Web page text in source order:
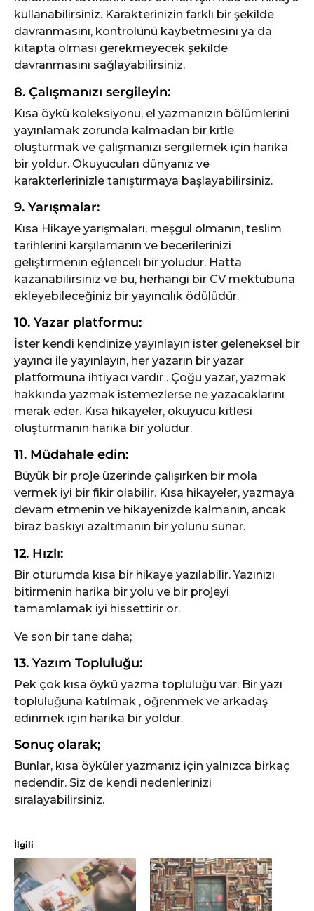
kullanabilirsiniz. Karakterinizin farklı bir şekilde
davranmasını, kontrolünü kaybetmesini ya da
kitapta olması gerekmeyecek şekilde
davranmasını sağlayabilirsiniz.
8. Çalışmanızı sergileyin:
Kısa öykü koleksiyonu, el yazmanızın bölümlerini
yayınlamak zorunda kalmadan bir kitle
oluşturmak ve çalışmanızı sergilemek için harika
bir yoldur. Okuyucuları dünyanız ve
karakterlerinizle tanıştırmaya başlayabilirsiniz.
9. Yarışmalar:
Kısa Hikaye yarışmaları, meşgul olmanın, teslim
tarihlerini karşılamanın ve becerilerinizi
geliştirmenin eğlenceli bir yoludur. Hatta
kazanabilirsiniz ve bu, herhangi bir CV mektubuna
ekleyebileceğiniz bir yayıncılık ödülüdür.
10. Yazar platformu:
İster kendi kendinize yayınlayın ister geleneksel bir
yayıncı ile yayınlayın, her yazarın bir yazar
platformuna ihtiyacı vardır . Çoğu yazar, yazmak
hakkında yazmak istemezlerse ne yazacaklarını
merak eder. Kısa hikayeler, okuyucu kitlesi
oluşturmanın harika bir yoludur.
11. Müdahale edin:
Büyük bir proje üzerinde çalışırken bir mola
vermek iyi bir fikir olabilir. Kısa hikayeler, yazmaya
devam etmenin ve hikayenizde kalmanın, ancak
biraz baskıyı azaltmanın bir yolunu sunar.
12. Hızlı:
Bir oturumda kısa bir hikaye yazılabilir. Yazınızı
bitirmenin harika bir yolu ve bir projeyi
tamamlamak iyi hissettirir or.
Ve son bir tane daha;
13. Yazım Topluluğu:
Pek çok kısa öykü yazma topluluğu var. Bir yazı
topluluğuna katılmak , öğrenmek ve arkadaş
edinmek için harika bir yoldur.
Sonuç olarak;
Bunlar, kısa öyküler yazmanız için yalnızca birkaç
nedendir. Siz de kendi nedenlerinizi
sıralayabilirsiniz.
İlgili